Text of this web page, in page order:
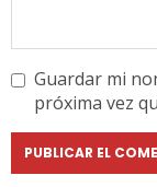
Guardar mi
próxima vez